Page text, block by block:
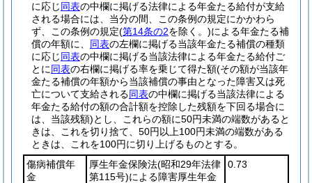
に応じ同表の中欄に掲げる法律による年金たる給付が支給
される場合には、当分の間、この条例の規定にかかわら
ず、この条例の規定(第14条の2を除く。)による年金たる補
償の年額に、 同表の左欄に掲げる当該年金たる補償の種類
に応じ同表の中欄に掲げる当該法律による年金たる給付ご
とに同表の右欄に掲げる率を乗じて得た額(その額が当該年
金たる補償の年額から当該補償の事由となった障害又は死
亡について支給される同表の中欄に掲げる当該法律による
年金たる給付の額の合計額を控除した残額を下回る場合に
は、当該残額)とし、これらの額に50円未満の端数があると
きは、これを切り捨て、50円以上100円未満の端数がある
ときは、これを100円に切り上げるものとする。
傷病補償年
金
厚生年金保険法(昭和29年法律
第115号)による障害厚生年金
0.73